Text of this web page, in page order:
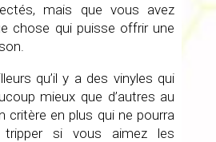
mais que vous avez
chose qui puisse offrir une
qu’il y a des vinyles qui
mieux que d’autres au
critère en plus qui ne pourra
si vous aimez les